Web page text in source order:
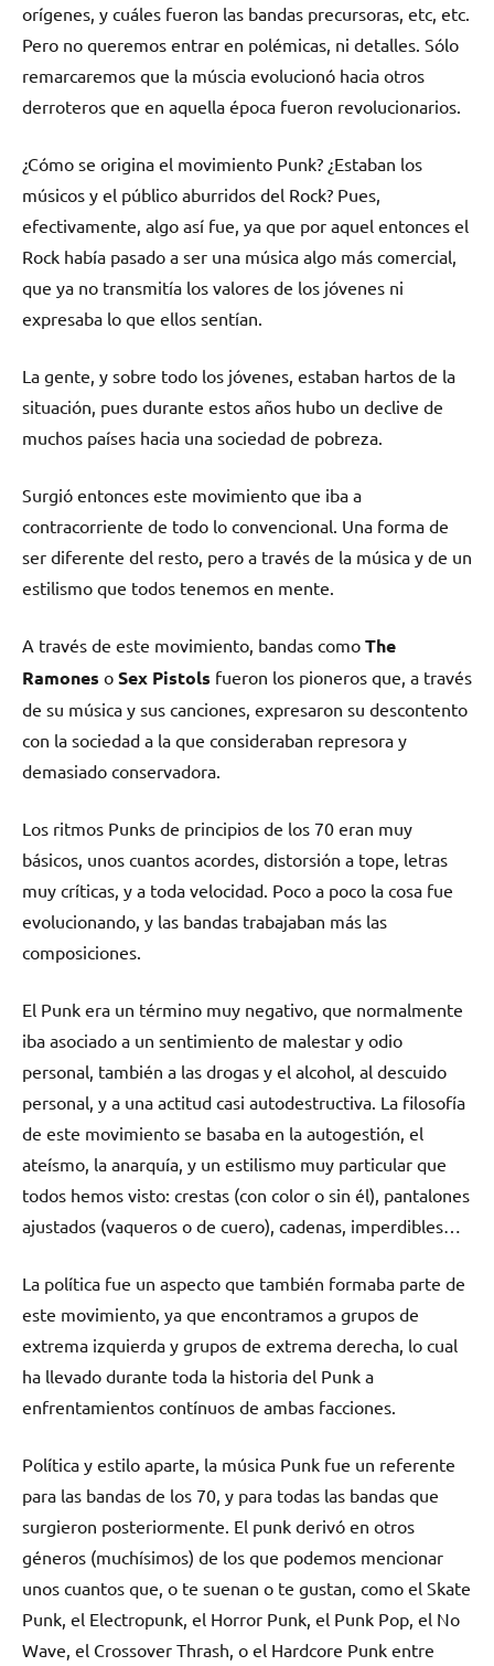
orígenes, y cuáles fueron las bandas precursoras, etc, etc.
Pero no queremos entrar en polémicas, ni detalles. Sólo
remarcaremos que la múscia evolucionó hacia otros
derroteros que en aquella época fueron revolucionarios.
¿Cómo se origina el movimiento Punk? ¿Estaban los
músicos y el público aburridos del Rock? Pues,
efectivamente, algo así fue, ya que por aquel entonces el
Rock había pasado a ser una música algo más comercial,
que ya no transmitía los valores de los jóvenes ni
expresaba lo que ellos sentían.
La gente, y sobre todo los jóvenes, estaban hartos de la
situación, pues durante estos años hubo un declive de
muchos países hacia una sociedad de pobreza.
Surgió entonces este movimiento que iba a
contracorriente de todo lo convencional. Una forma de
ser diferente del resto, pero a través de la música y de un
estilismo que todos tenemos en mente.
A través de este movimiento, bandas como The
Ramones o Sex Pistols fueron los pioneros que, a través
de su música y sus canciones, expresaron su descontento
con la sociedad a la que consideraban represora y
demasiado conservadora.
Los ritmos Punks de principios de los 70 eran muy
básicos, unos cuantos acordes, distorsión a tope, letras
muy críticas, y a toda velocidad. Poco a poco la cosa fue
evolucionando, y las bandas trabajaban más las
composiciones.
El Punk era un término muy negativo, que normalmente
iba asociado a un sentimiento de malestar y odio
personal, también a las drogas y el alcohol, al descuido
personal, y a una actitud casi autodestructiva. La filosofía
de este movimiento se basaba en la autogestión, el
ateísmo, la anarquía, y un estilismo muy particular que
todos hemos visto: crestas (con color o sin él), pantalones
ajustados (vaqueros o de cuero), cadenas, imperdibles…
La política fue un aspecto que también formaba parte de
este movimiento, ya que encontramos a grupos de
extrema izquierda y grupos de extrema derecha, lo cual
ha llevado durante toda la historia del Punk a
enfrentamientos contínuos de ambas facciones.
Política y estilo aparte, la música Punk fue un referente
para las bandas de los 70, y para todas las bandas que
surgieron posteriormente. El punk derivó en otros
géneros (muchísimos) de los que podemos mencionar
unos cuantos que, o te suenan o te gustan, como el Skate
Punk, el Electropunk, el Horror Punk, el Punk Pop, el No
Wave, el Crossover Thrash, o el Hardcore Punk entre